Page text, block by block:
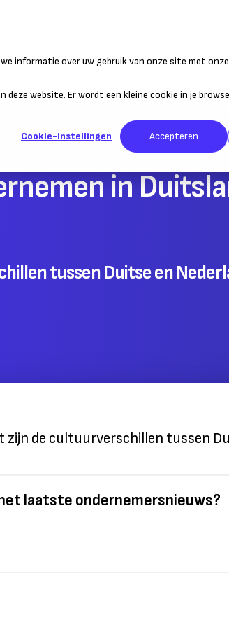
informatie over uw gebruik van onze site met
deze website. Er wordt een kleine cookie in je
Cookie-instellingen Accepteren
Duurzaam ondernemen
in
tussen Duitse en
zijn de cultuurverschillen tussen
laatste ondernemersnieuws?